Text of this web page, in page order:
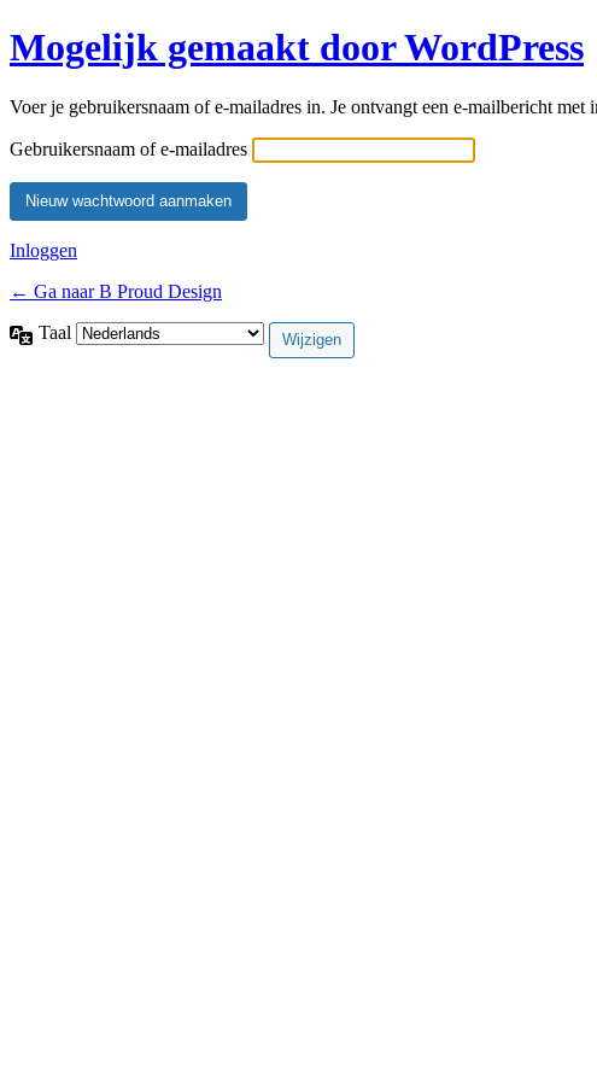
Mogelijk gemaakt door WordPress
Voer je gebruikersnaam of e-mailadres in. Je ontvangt een e-mailbericht
Gebruikersnaam of e-mailadres
Inloggen
← Ga naar B Proud Design
Taal